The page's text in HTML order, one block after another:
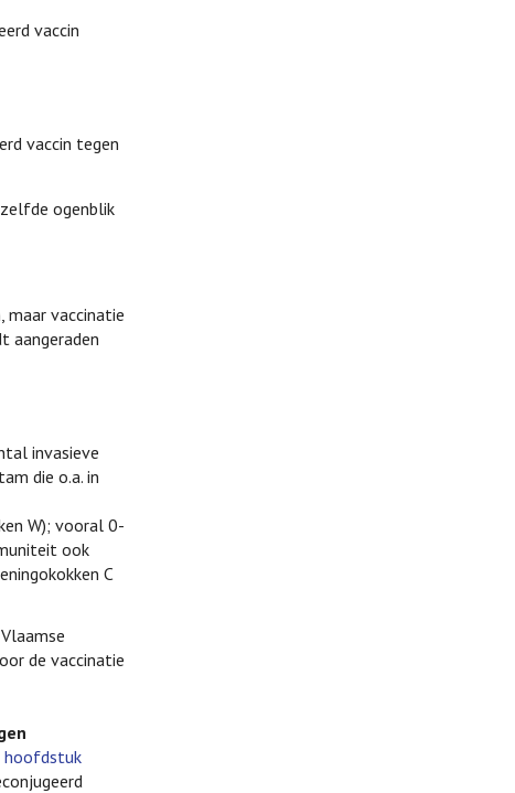
vaccin
vaccin tegen
ogenblik
maar vaccinatie
aangeraden
invasieve
die o.a. in
W); vooral 0-
ook
C
de vaccinatie
hoofdstuk